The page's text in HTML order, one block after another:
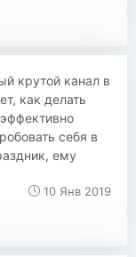
крутой канал в
как делать
себя в
ему
10 Янв 2019